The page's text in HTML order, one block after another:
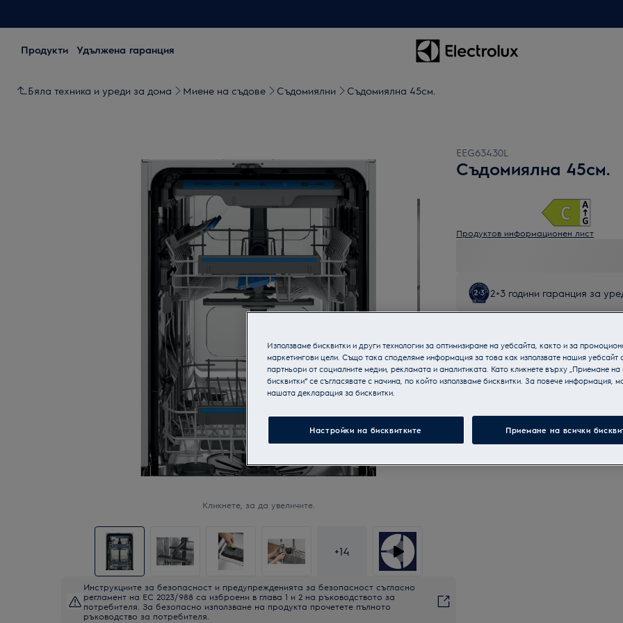
Продукти Удължена гаранция
Бяла техника и уреди за дома Миене на съдове Съдомиялни Съдомиялна 45см.
Кликнете, за да увеличите.
+14
Инструкциите за безопасност и предупрежденията за безопасност съгласно
регламент на ЕС 2023/988 са изброени в глава 1 и 2 на ръководството за
потребителя. За безопасно използване на продукта прочетете пълното
ръководство за потребителя.
EEG63430L
Съдомиялна 45см.
Продуктов информационен лист
2+3 години гаранция за
Използваме бисквитки и други технологии за оптимизиране на уебсайта, както и за
маркетингови цели. Също така споделяме информация за това как използвате нашия уебсайт
партньори от социалните медии, рекламата и аналитиката. Като кликнете върху „Приемане на
бисквитки“ се съгласявате с начина, по който използваме бисквитки. За повече информация,
нашата декларация за бисквитки.
Настройки на бисквитките Приемане на всички